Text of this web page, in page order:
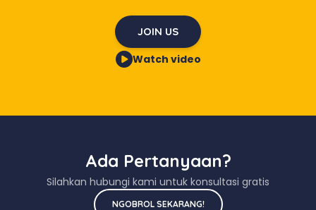
JOIN US
Watch video
Ada Pertanyaan?
Silahkan hubungi kami untuk konsultasi gratis
NGOBROL SEKARANG!